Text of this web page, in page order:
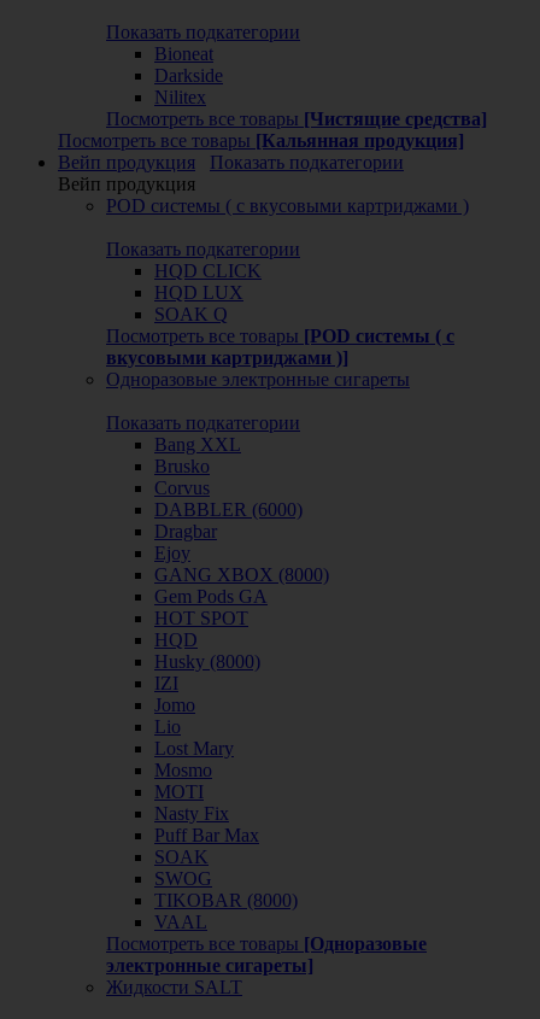
Показать подкатегории
Bioneat
Darkside
Nilitex
Посмотреть все товары [Чистящие средства]
Посмотреть все товары [Кальянная продукция]
Вейп продукция
Показать подкатегории
Вейп продукция
POD системы ( с вкусовыми картриджами )
Показать подкатегории
HQD CLICK
HQD LUX
SOAK Q
Посмотреть все товары [POD системы ( с
вкусовыми картриджами )]
Одноразовые электронные сигареты
Показать подкатегории
Bang XXL
Brusko
Corvus
DABBLER (6000)
Dragbar
Ejoy
GANG XBOX (8000)
Gem Pods GA
HOT SPOT
HQD
Husky (8000)
IZI
Jomo
Lio
Lost Mary
Mosmo
MOTI
Nasty Fix
Puff Bar Max
SOAK
SWOG
TIKOBAR (8000)
VAAL
Посмотреть все товары [Одноразовые
электронные сигареты]
Жидкости SALT